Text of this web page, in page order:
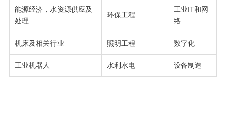
能源经济，水资源供应及
处理
环保工程
工业IT和网
络
机床及相关行业 照明工程 数字化
工业机器人 水利水电 设备制造